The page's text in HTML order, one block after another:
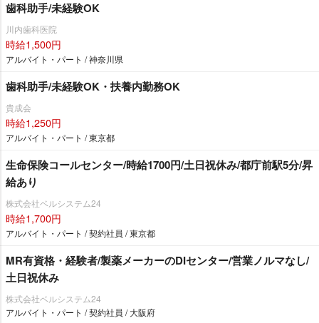
歯科助手/未経験OK
川内歯科医院
時給1,500円
アルバイト・パート / 神奈川県
歯科助手/未経験OK・扶養内勤務OK
貴成会
時給1,250円
アルバイト・パート / 東京都
生命保険コールセンター/時給1700円/土日祝休み/都庁前駅5分/昇
給あり
株式会社ベルシステム24
時給1,700円
アルバイト・パート / 契約社員 / 東京都
MR有資格・経験者/製薬メーカーのDIセンター/営業ノルマなし/
土日祝休み
株式会社ベルシステム24
アルバイト・パート / 契約社員 / 大阪府